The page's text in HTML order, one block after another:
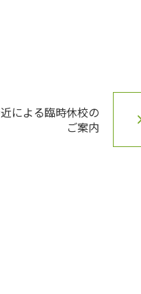
による臨時休校の
ご案内